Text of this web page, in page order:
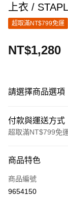
上衣 /
超取滿NT$799免運
NT$1,280
請選擇商品選項
付款與運送方式
超取滿NT$799免
信用卡一次付款
超商取貨付款
商品特色
商品編號
9654150